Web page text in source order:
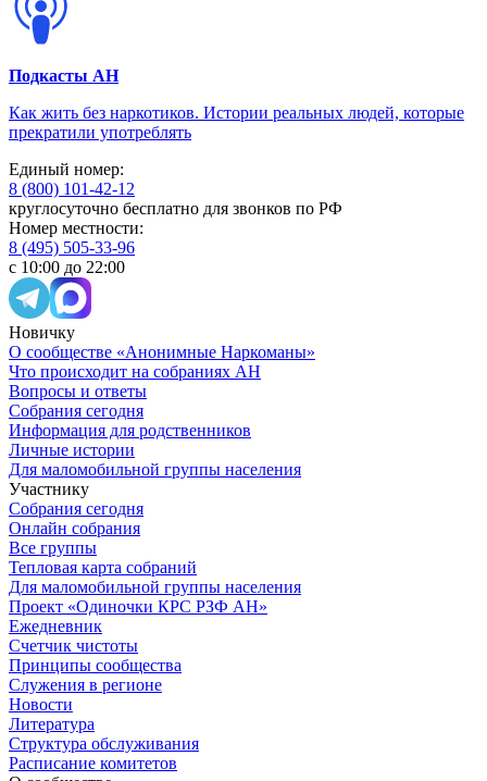
Подкасты АН
Как жить без наркотиков. Истории реальных людей, которые
прекратили употреблять
Единый номер:
8 (800) 101-42-12
круглосуточно бесплатно для звонков по РФ
Номер местности:
8 (495) 505-33-96
с 10:00 до 22:00
Новичку
О сообществе «Анонимные Наркоманы»
Что происходит на собраниях АН
Вопросы и ответы
Собрания сегодня
Информация для родственников
Личные истории
Для маломобильной группы населения
Участнику
Собрания сегодня
Онлайн собрания
Все группы
Тепловая карта собраний
Для маломобильной группы населения
Проект «Одиночки КРС РЗФ АН»
Ежедневник
Счетчик чистоты
Принципы сообщества
Служения в регионе
Новости
Литература
Структура обслуживания
Расписание комитетов